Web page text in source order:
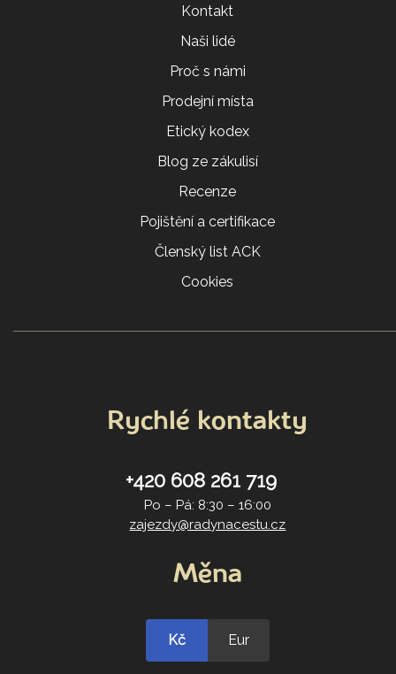
Kontakt
Naši lidé
Proč s námi
Prodejní místa
Etický kodex
Blog ze zákulisí
Recenze
Pojištění a certifikace
Členský list ACK
Cookies
Rychlé kontakty
+420 608 261 719
Po – Pá: 8:30 – 16:00
zajezdy@radynacestu.cz
Měna
Kč Eur